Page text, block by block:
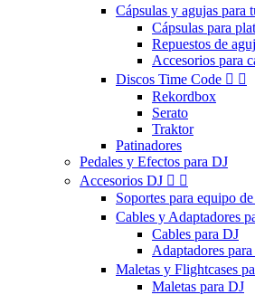
Cápsulas y agujas para
Cápsulas para
Repuestos de
Accesorios para
Discos Time Code  
Rekordbox
Serato
Traktor
Patinadores
Pedales y Efectos para DJ
Accesorios DJ  
Soportes para equipo
Cables y Adaptadores
Cables para DJ
Adaptadores
Maletas y Flightcases
Maletas para DJ